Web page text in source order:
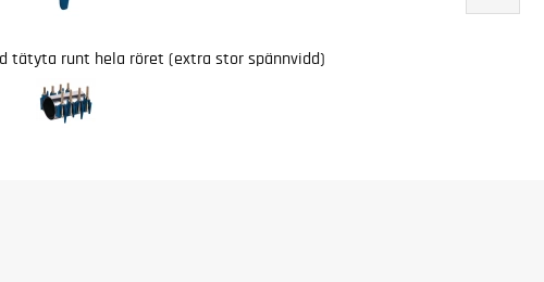
tätyta runt hela röret (extra stor spännvidd)